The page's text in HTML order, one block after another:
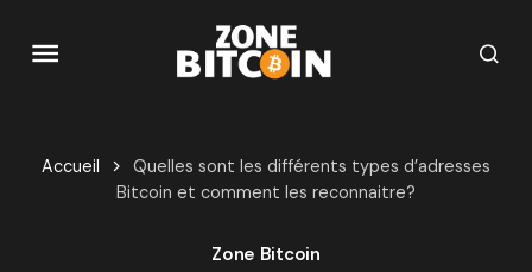
Accueil
Quelles sont les différents types d’adresses
Bitcoin et comment les reconnaitre?
Zone Bitcoin